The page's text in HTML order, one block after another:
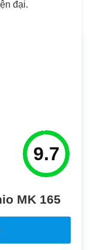
đại.
9.7
MK 165